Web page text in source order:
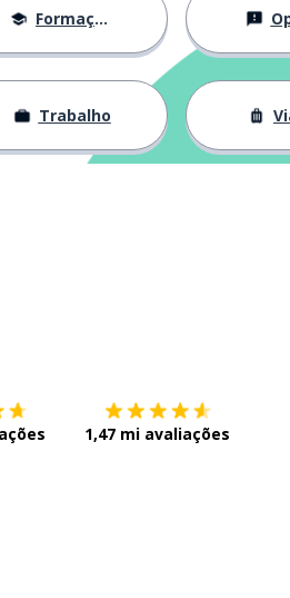
Formação
Trabalho
1,47 mi avaliações